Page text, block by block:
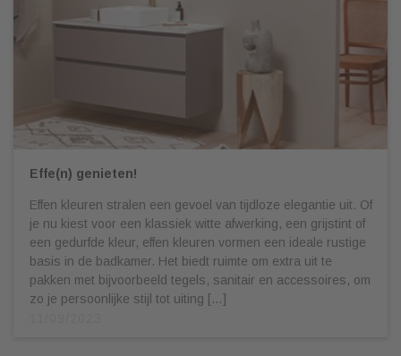
Effe(n) genieten!
Effen kleuren stralen een gevoel van tijdloze elegantie uit. Of
je nu kiest voor een klassiek witte afwerking, een grijstint of
een gedurfde kleur, effen kleuren vormen een ideale rustige
basis in de badkamer. Het biedt ruimte om extra uit te
pakken met bijvoorbeeld tegels, sanitair en accessoires, om
zo je persoonlijke stijl tot uiting […]